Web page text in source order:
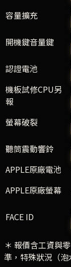
容量擴充
開機鍵音量鍵
認證電池
機板試修CPU另
報
螢幕破裂
聽筒震動響鈴
APPLE原廠電池
APPLE原廠螢幕
FACE ID
＊ 報價含工資與
準，特殊狀況（